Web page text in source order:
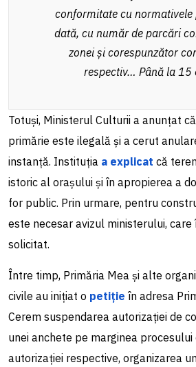
conformitate cu normativele
dată, cu număr de parcări
zonei și corespunzător
respectiv… Până la 15
Totuși, Ministerul Culturii a anunțat
primărie este ilegală și a cerut
instanță. Instituția a explicat că
istoric al orașului și în apropierea a
for public. Prin urmare, pentru
este necesar avizul ministerului, care
solicitat.
Între timp, Primăria Mea și alte
civile au inițiat o petiție în adresa
Cerem suspendarea autorizației de
unei anchete pe marginea procesului
autorizației respective, organizarea